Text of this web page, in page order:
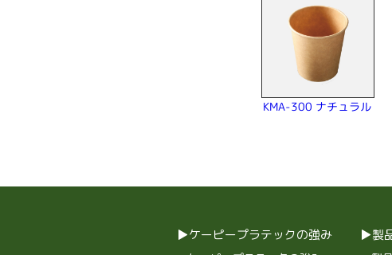
KMA-300 ナチュラル
ケーピープラテックの強み 製